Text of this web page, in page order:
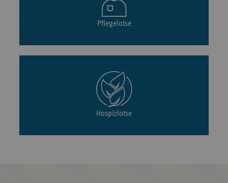
Pflegelotse
Hospizlotse